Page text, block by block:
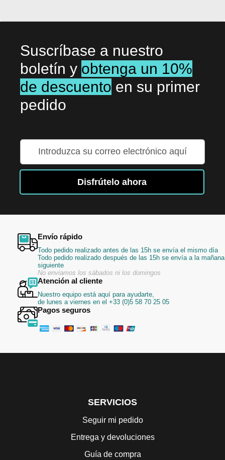
DESEOS
Suscríbase a nuestro
boletín y obtenga un 10%
de descuento en su primer
pedido
nuestro
de
Disfrútelo ahora
Envío rápido
Todo pedido realizado antes de las 15h se envía el mismo día
Todo pedido realizado después de las 15h se envía a la mañana
siguiente
No enviamos los sábados ni los domingos
Atención al cliente
Nuestro equipo está aquí para ayudarte,
de lunes a viernes en el +33 (0)5 58 70 25 05
Pagos seguros
SERVICIOS
Seguir mi pedido
Entrega y devoluciones
Guía de compra